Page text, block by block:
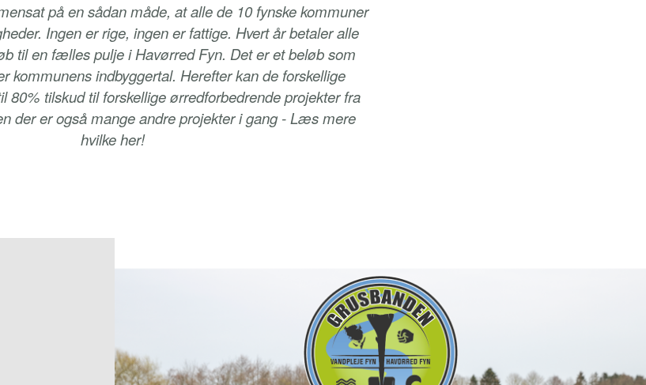
på en sådan måde, at alle de 10 fynske kommuner
Ingen er rige, ingen er fattige. Hvert år betaler alle
til en fælles pulje i Havørred Fyn. Det er et beløb som
kommunens indbyggertal. Herefter kan de forskellige
80% tilskud til forskellige ørredforbedrende projekter fra
der er også mange andre projekter i gang - Læs mere
hvilke her!